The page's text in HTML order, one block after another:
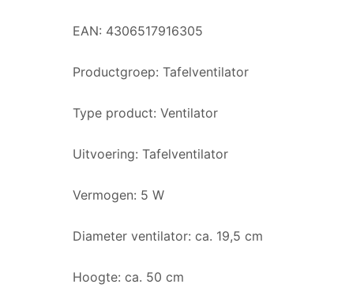
EAN: 4306517916305
Productgroep: Tafelventilator
Type product: Ventilator
Uitvoering: Tafelventilator
Vermogen: 5 W
Diameter ventilator: ca. 19,5 cm
Hoogte: ca. 50 cm